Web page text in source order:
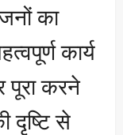
का
कार्य
करने
दृष्टि से